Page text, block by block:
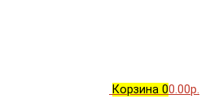
Корзина 00.00р.